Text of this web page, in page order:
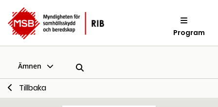
Program
Ämnen
Tillbaka